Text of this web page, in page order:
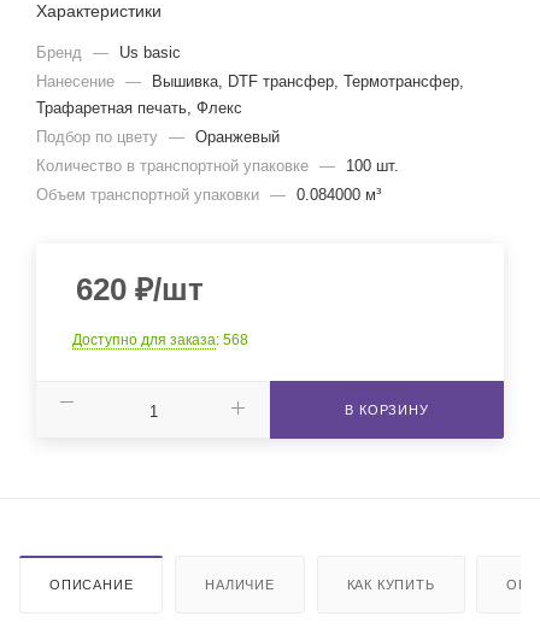
Характеристики
Бренд —
Us basic
Нанесение —
Вышивка, DTF трансфер, Термотрансфер,
Трафаретная печать, Флекс
Подбор по цвету — Оранжевый
Количество в транспортной упаковке —
100 шт.
Объем транспортной упаковки — 0.084000 м³
620 ₽/шт
Доступно для заказа: 568
В КОРЗИНУ
ОПИСАНИЕ НАЛИЧИЕ КАК КУПИТЬ